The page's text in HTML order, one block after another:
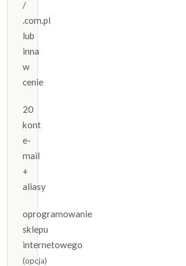
/
.com.pl
lub
inna
w
cenie
20
kont
e-
mail
+
aliasy
oprogramowanie
sklepu
internetowego
(opcja)